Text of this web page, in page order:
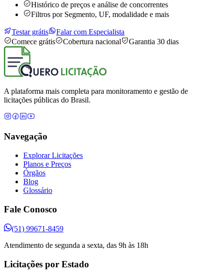
Histórico de preços e análise de concorrentes
Filtros por Segmento, UF, modalidade e mais
Testar grátis
Falar com Especialista
Comece grátis
Cobertura nacional Garantia 30 dias
A plataforma mais completa para monitoramento e gestão de
licitações públicas do Brasil.
Navegação
Explorar Licitações
Planos e Preços
Órgãos
Blog
Glossário
Fale Conosco
(51) 99671-8459
Atendimento de segunda a sexta, das 9h às 18h
Licitações por Estado